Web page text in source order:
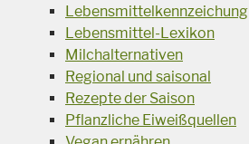
Lebensmittelkennzeichung
Lebensmittel-Lexikon
Milchalternativen
Regional und saisonal
Rezepte der Saison
Pflanzliche Eiweißquellen